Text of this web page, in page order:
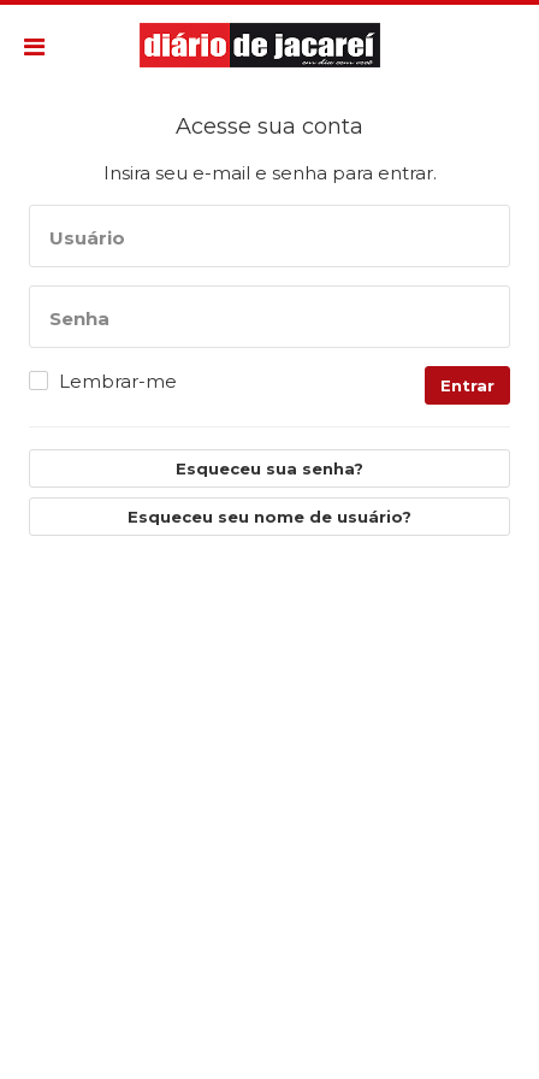
Acesse sua conta
Insira seu e-mail e senha para entrar.
Usuário
Senha
Lembrar-me Entrar
Esqueceu sua senha?
Esqueceu seu nome de usuário?